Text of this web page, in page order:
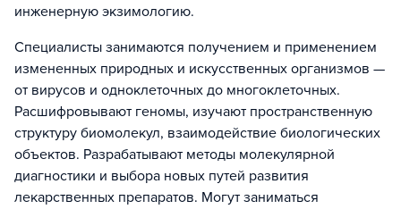
инженерную экзимологию.
Специалисты занимаются получением и применением
измененных природных и искусственных организмов —
от вирусов и одноклеточных до многоклеточных.
Расшифровывают геномы, изучают пространственную
структуру биомолекул, взаимодействие биологических
объектов. Разрабатывают методы молекулярной
диагностики и выбора новых путей развития
лекарственных препаратов. Могут заниматься